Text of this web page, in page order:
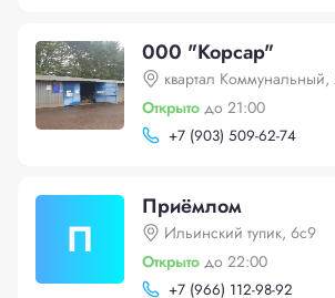
000 "Корсар"
квартал Коммунальный,
Открыто до 21:00
+7 (903) 509-62-74
П
Приёмлом
Ильинский тупик, 6с9
Открыто до 22:00
+7 (966) 112-98-92